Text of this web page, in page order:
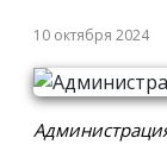
10 октября 2024